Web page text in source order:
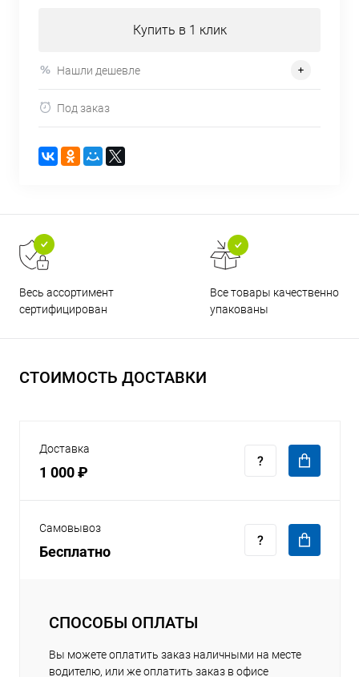
Купить в 1 клик
Нашли дешевле
Под заказ
Весь ассортимент
сертифицирован
Все товары качественно
упакованы
СТОИМОСТЬ ДОСТАВКИ
Доставка
1 000 ₽
Самовывоз
Бесплатно
СПОСОБЫ ОПЛАТЫ
Вы можете оплатить заказ наличными на месте
водителю, или же оплатить заказ в офисе